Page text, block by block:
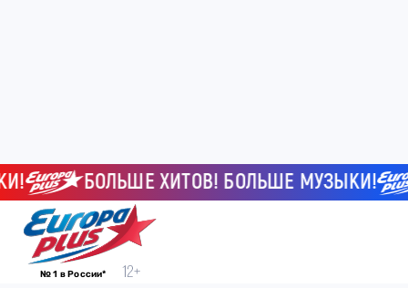
БОЛЬШЕ ХИТОВ! БОЛЬШЕ МУЗЫКИ!
№ 1 в России*